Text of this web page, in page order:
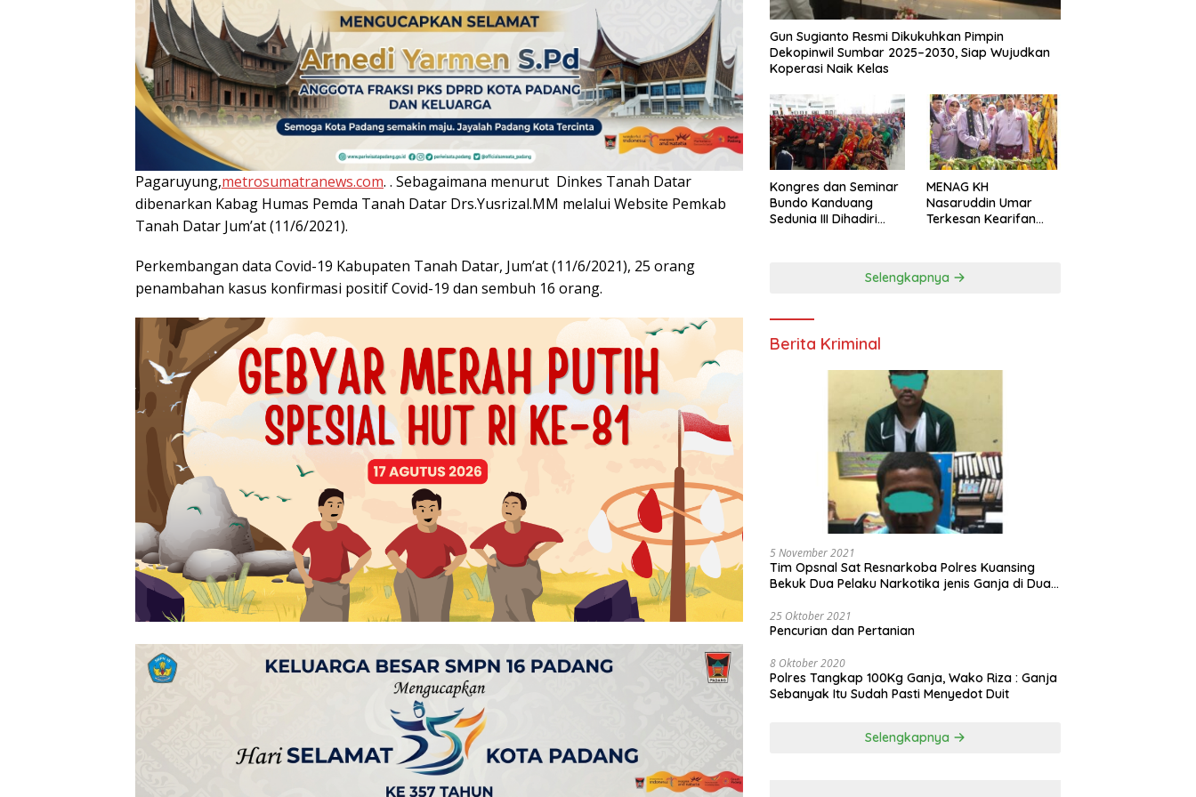
Pagaruyung,metrosumatranews.com. . Sebagaimana menurut Dinkes Tanah Datar
dibenarkan Kabag Humas Pemda Tanah Datar Drs.Yusrizal.MM melalui Website Pemkab
Tanah Datar Jum’at (11/6/2021).
Perkembangan data Covid-19 Kabupaten Tanah Datar, Jum’at (11/6/2021), 25 orang
penambahan kasus konfirmasi positif Covid-19 dan sembuh 16 orang.
Gun Sugianto Resmi Dikukuhkan Pimpin
Dekopinwil Sumbar 2025–2030, Siap Wujudkan
Koperasi Naik Kelas
Kongres dan Seminar
Bundo Kanduang
Sedunia III Dihadiri
MENAG KH
Nasaruddin Umar
Terkesan Kearifan
Selengkapnya
Berita Kriminal
5 November 2021
Tim Opsnal Sat Resnarkoba Polres Kuansing
Bekuk Dua Pelaku Narkotika jenis Ganja di Dua
25 Oktober 2021
Pencurian dan Pertanian
8 Oktober 2020
Polres Tangkap 100Kg Ganja, Wako Riza : Ganja
Sebanyak Itu Sudah Pasti Menyedot Duit
Selengkapnya